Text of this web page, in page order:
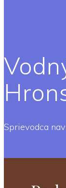
Sprievodca